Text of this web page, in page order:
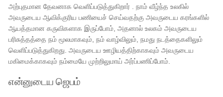
அற்புதமான தேவனாக வெளிப்படுத்துகிறார் . நாம் வீழ்ந்த உலகில்
அவருடைய ஆவிக்குரிய பணியைச் செய்வதற்கு அவருடைய கரங்களில்
ஆயத்தமான கருவிகளாக இருப்போம், அதனால் உலகம் அவருடைய
பரிசுத்தத்தை நம் மூலமாகவும், நம் வாழ்விலும், நமது நடத்தைகளிலும்
வெளிப்படுத்துகிறது. அவருடைய ஊழியத்திற்காகவும் அவருடைய
மகிமைக்காகவும் நம்மையே முற்றிலுமாய் அர்ப்பணிப்போம்.
என்னுடைய ஜெபம்